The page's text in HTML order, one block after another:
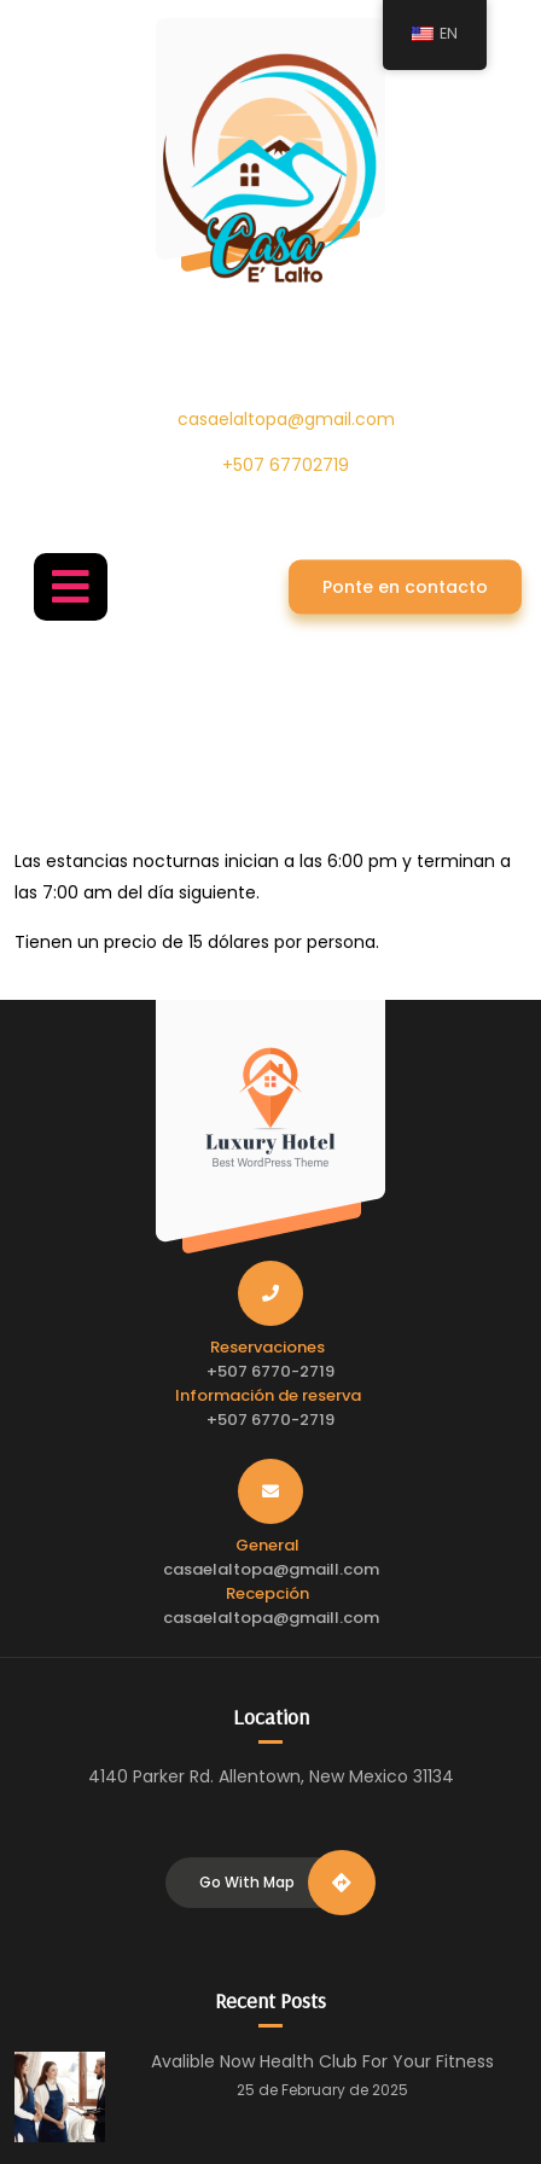
casaelaltopa@gmail.com
+507 67702719
Ponte en contacto
Estancia Nocturna
Las estancias nocturnas inician a las 6:00 pm y terminan a
las 7:00 am del día siguiente.
Tienen un precio de 15 dólares por persona.
Reservaciones
+507 6770-2719
Información de reserva
+507 6770-2719
General
casaelaltopa@gmaill.com
Recepción
casaelaltopa@gmaill.com
Location
4140 Parker Rd. Allentown, New Mexico 31134
Go With Map
Recent Posts
Avalible Now Health Club For Your Fitness
25 de February de 2025
EN